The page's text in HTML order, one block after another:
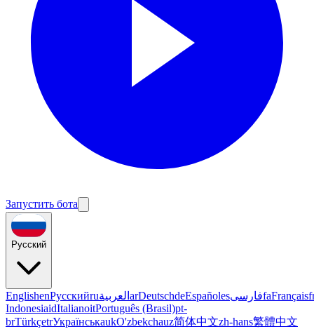
Запустить бота
Русский
EnglishenРусскийruالعربية arDeutschdeEspañolesفارسیfaFrançais
IndonesiaidItalianoitPortuguês (Brasil)pt-
brTürkçetrУкраїнськаukO'zbekchauz简体中文zh-hans繁體中文